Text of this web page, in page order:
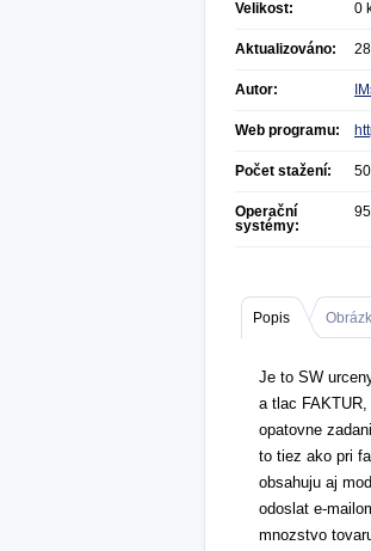
Velikost: 0
Aktualizováno:
Autor:
Web programu:
Počet stažení:
Operační
systémy:
Popis
Je to SW
a tlac
opatovne
to tiez ako pri
obsahuju aj
odoslat e-
mnozstvo